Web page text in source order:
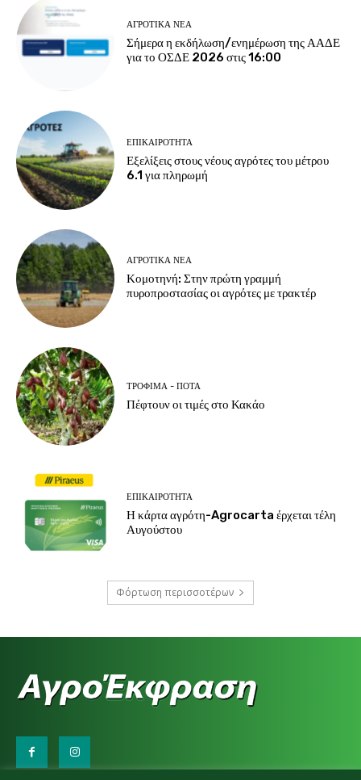
ΑΓΡΟΤΙΚΆ ΝΈΑ
Σήμερα η εκδήλωση/ενημέρωση της ΑΑΔΕ
για το ΟΣΔΕ 2026 στις 16:00
ΕΠΙΚΑΙΡΌΤΗΤΑ
Εξελίξεις στους νέους αγρότες του μέτρου
6.1 για πληρωμή
ΑΓΡΟΤΙΚΆ ΝΈΑ
Κομοτηνή: Στην πρώτη γραμμή
πυροπροστασίας οι αγρότες με τρακτέρ
ΤΡΌΦΙΜΑ - ΠΟΤΆ
Πέφτουν οι τιμές στο Κακάο
ΕΠΙΚΑΙΡΌΤΗΤΑ
Η κάρτα αγρότη-Agrocarta έρχεται τέλη
Αυγούστου
Φόρτωση περισσοτέρων